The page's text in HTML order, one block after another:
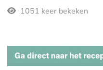
1051 keer bekeken